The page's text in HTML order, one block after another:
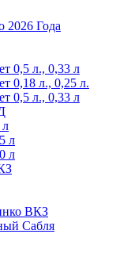
2026 Года
0,5 л., 0,33 л
0,18 л., 0,25 л.
0,5 л., 0,33 л
л
л
л
ВКЗ
Сабля